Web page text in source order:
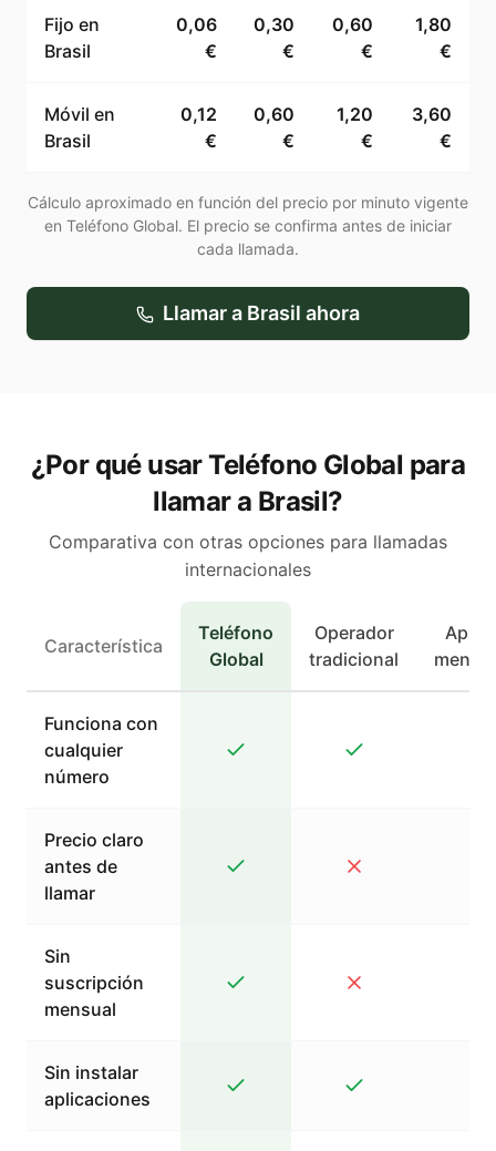
Fijo en
Brasil
0,06
€
0,30
€
0,60
€
1,80
€
Móvil en
Brasil
0,12
€
0,60
€
1,20
€
3,60
€
Cálculo aproximado en función del precio por minuto vigente
en Teléfono Global. El precio se confirma antes de iniciar
cada llamada.
Llamar a Brasil ahora
¿Por qué usar Teléfono Global para
llamar a Brasil?
Comparativa con otras opciones para llamadas
internacionales
Característica
Teléfono
Global
Operador
tradicional
Apps
Funciona con
cualquier
número
Precio claro
antes de
llamar
Sin
suscripción
mensual
Sin instalar
aplicaciones